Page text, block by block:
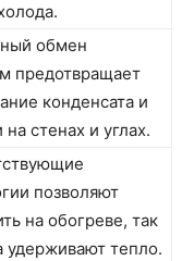
обмен
предотвращает
конденсата и
стенах и углах.
позволяют
на обогреве, так
удерживают тепло.